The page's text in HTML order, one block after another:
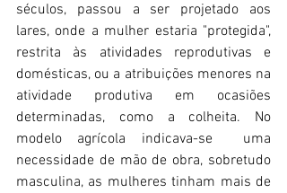
séculos, passou a ser projetado aos
lares, onde a mulher estaria "protegida",
restrita às atividades reprodutivas e
domésticas, ou a atribuições menores na
atividade produtiva em ocasiões
determinadas, como a colheita. No
modelo agrícola indicava-se  uma
necessidade de mão de obra, sobretudo
masculina, as mulheres tinham mais de